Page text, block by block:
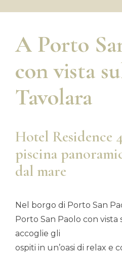
A Porto
con vista
Tavolara
Hotel Residence
piscina
dal mare
Nel borgo di Porto San
Porto San Paolo con vista
accoglie gli
ospiti in un’oasi di relax e